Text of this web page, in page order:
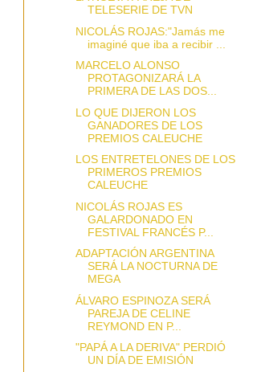
TELESERIE DE TVN
NICOLÁS ROJAS:"Jamás me
imaginé que iba a recibir ...
MARCELO ALONSO
PROTAGONIZARÁ LA
PRIMERA DE LAS DOS...
LO QUE DIJERON LOS
GANADORES DE LOS
PREMIOS CALEUCHE
LOS ENTRETELONES DE LOS
PRIMEROS PREMIOS
CALEUCHE
NICOLÁS ROJAS ES
GALARDONADO EN
FESTIVAL FRANCÉS P...
ADAPTACIÓN ARGENTINA
SERÁ LA NOCTURNA DE
MEGA
ÁLVARO ESPINOZA SERÁ
PAREJA DE CELINE
REYMOND EN P...
"PAPÁ A LA DERIVA" PERDIÓ
UN DÍA DE EMISIÓN